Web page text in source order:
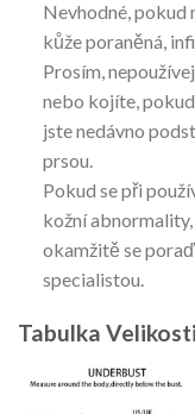
Nevhodné, pokud
kůže poraněná,
Prosím,
nebo kojíte,
jste nedávno
prsou.
Pokud se při
kožní
okamžitě se
specialistou.
Tabulka